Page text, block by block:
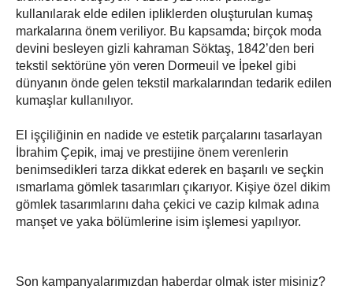
kullanılarak elde edilen ipliklerden oluşturulan kumaş
markalarına önem veriliyor. Bu kapsamda; birçok moda
devini besleyen gizli kahraman Söktaş, 1842’den beri
tekstil sektörüne yön veren Dormeuil ve İpekel gibi
dünyanın önde gelen tekstil markalarından tedarik edilen
kumaşlar kullanılıyor.
El işçiliğinin en nadide ve estetik parçalarını tasarlayan
İbrahim Çepik, imaj ve prestijine önem verenlerin
benimsedikleri tarza dikkat ederek en başarılı ve seçkin
ısmarlama gömlek tasarımları çıkarıyor. Kişiye özel dikim
gömlek tasarımlarını daha çekici ve cazip kılmak adına
manşet ve yaka bölümlerine isim işlemesi yapılıyor.
Son kampanyalarımızdan haberdar olmak ister misiniz?